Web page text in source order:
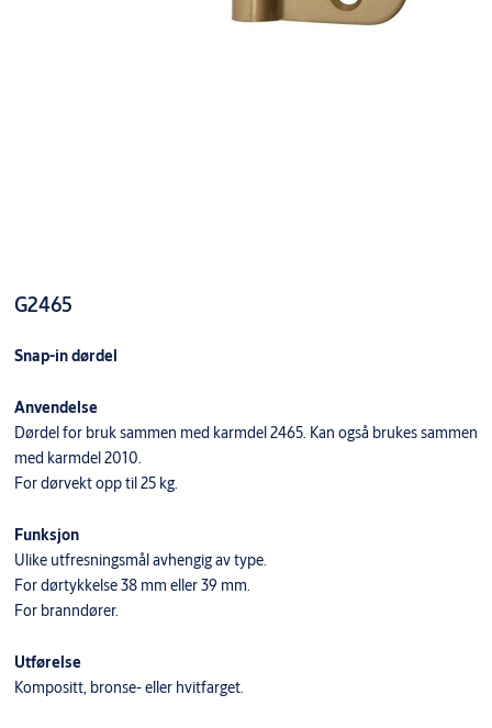
G2465
Snap-in dørdel
Anvendelse
Dørdel for bruk sammen med karmdel 2465. Kan også brukes sammen
med karmdel 2010.
For dørvekt opp til 25 kg.
Funksjon
Ulike utfresningsmål avhengig av type.
For dørtykkelse 38 mm eller 39 mm.
For branndører.
Utførelse
Kompositt, bronse- eller hvitfarget.